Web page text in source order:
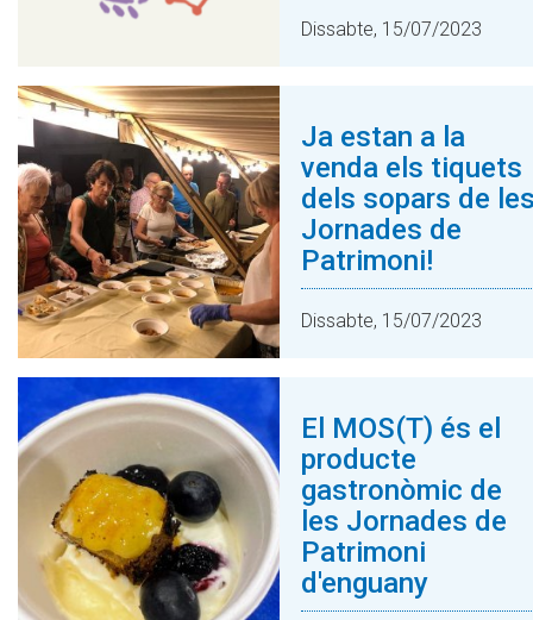
Dissabte, 15/07/2023
Ja estan a la
venda els tiquets
dels sopars de
Jornades de
Patrimoni!
Dissabte, 15/07/2023
El MOS(T) és el
producte
gastronòmic de
les Jornades de
Patrimoni
d'enguany